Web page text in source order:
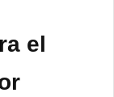
el